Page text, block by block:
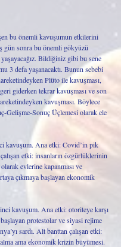
bu önemli kavuşumun etkilerini
gün sonra bu önemli gökyüzü
yaşayacağız. Bildiğiniz gibi bu sene
3 defa yaşanacaktı. Bunun sebebi
Plüto ile kavuşması,
giderken tekrar kavuşması ve son
kavuşması. Böylece
Gelişme-Sonuç Üçlemesi olarak ele
kavuşum. Ana etki: Covid’in pik
etki: insanların özgürlüklerinin
evlerine kapanması ve
çıkmaya başlayan ekonomik
kavuşum. Ana etki: otoriteye karşı
protestolar ve siyasi rejime
sardı. Alt banttan çalışan etki:
ama ekonomik krizin büyümesi.